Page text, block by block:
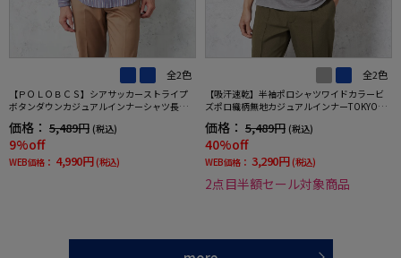
全2色
【ＰＯＬＯＢＣＳ】シアサッカーストライプ
ボタンダウンカジュアルインナーシャツ長袖
価格： 5,489円 (税込)
9%off
WEB価格： 4,990円 (税込)
全2色
【吸汗速乾】半袖ポロシャツワイドカラービ
ズポロ織柄無地カジュアルインナーTOKYORU
価格： 5,489円 (税込)
40%off
WEB価格： 3,290円 (税込)
2点目半額セール対象商品